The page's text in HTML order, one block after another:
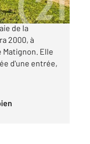
propose
de la
2000, à
Elle
d'une entrée,